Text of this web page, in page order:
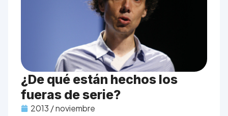
¿De qué están hechos los
fueras de serie?
2013 / noviembre